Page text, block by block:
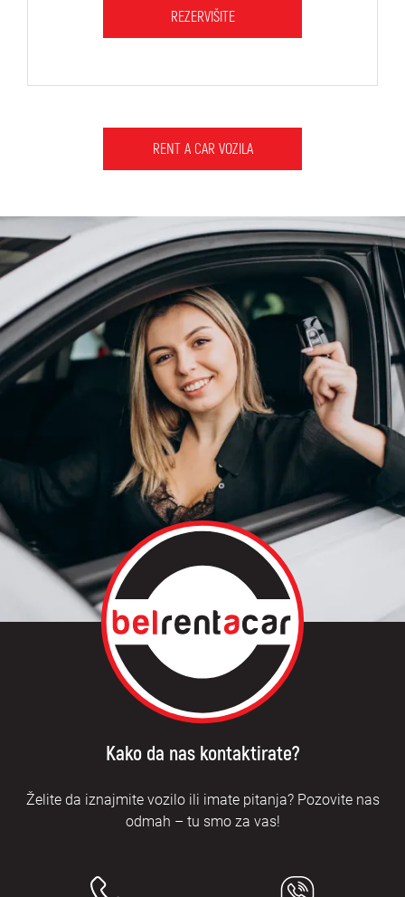
REZERVIŠITE
RENT A CAR VOZILA
Kako da nas kontaktirate?
Želite da iznajmite vozilo ili imate pitanja? Pozovite nas
odmah – tu smo za vas!